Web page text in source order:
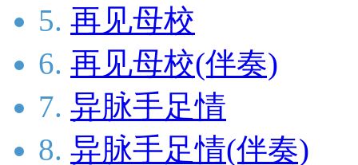
5. 再见母校
6. 再见母校(伴奏)
7. 异脉手足情
8. 异脉手足情(伴奏)